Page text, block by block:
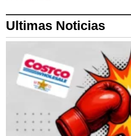
Ultimas Noticias